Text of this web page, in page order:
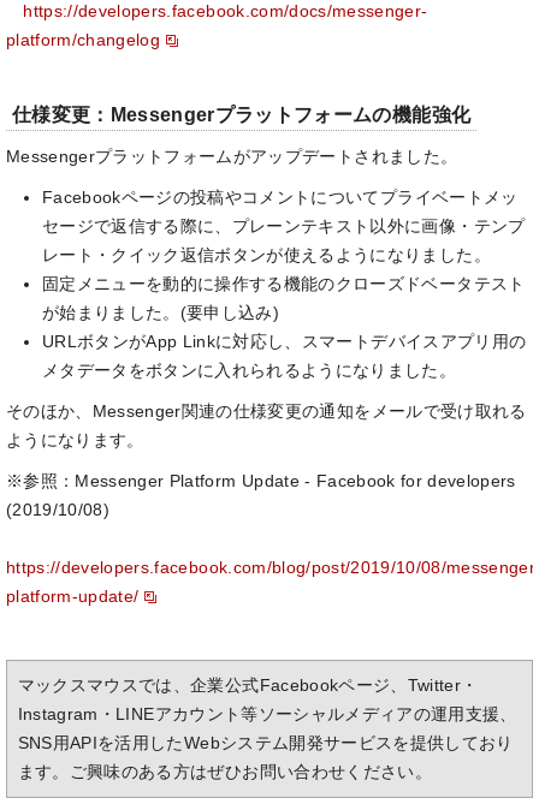
https://developers.facebook.com/docs/messenger-
platform/changelog
仕様変更：Messengerプラットフォームの機能強化
Messengerプラットフォームがアップデートされました。
Facebookページの投稿やコメントについてプライベートメッ
セージで返信する際に、プレーンテキスト以外に画像・テンプ
レート・クイック返信ボタンが使えるようになりました。
固定メニューを動的に操作する機能のクローズドベータテスト
が始まりました。(要申し込み)
URLボタンがApp Linkに対応し、スマートデバイスアプリ用の
メタデータをボタンに入れられるようになりました。
そのほか、Messenger関連の仕様変更の通知をメールで受け取れる
ようになります。
※参照：Messenger Platform Update - Facebook for developers
(2019/10/08)
https://developers.facebook.com/blog/post/2019/10/08/
platform-update/
マックスマウスでは、企業公式Facebookページ、Twitter・
Instagram・LINEアカウント等ソーシャルメディアの運用支援、
SNS用APIを活用したWebシステム開発サービスを提供しており
ます。ご興味のある方はぜひお問い合わせください。